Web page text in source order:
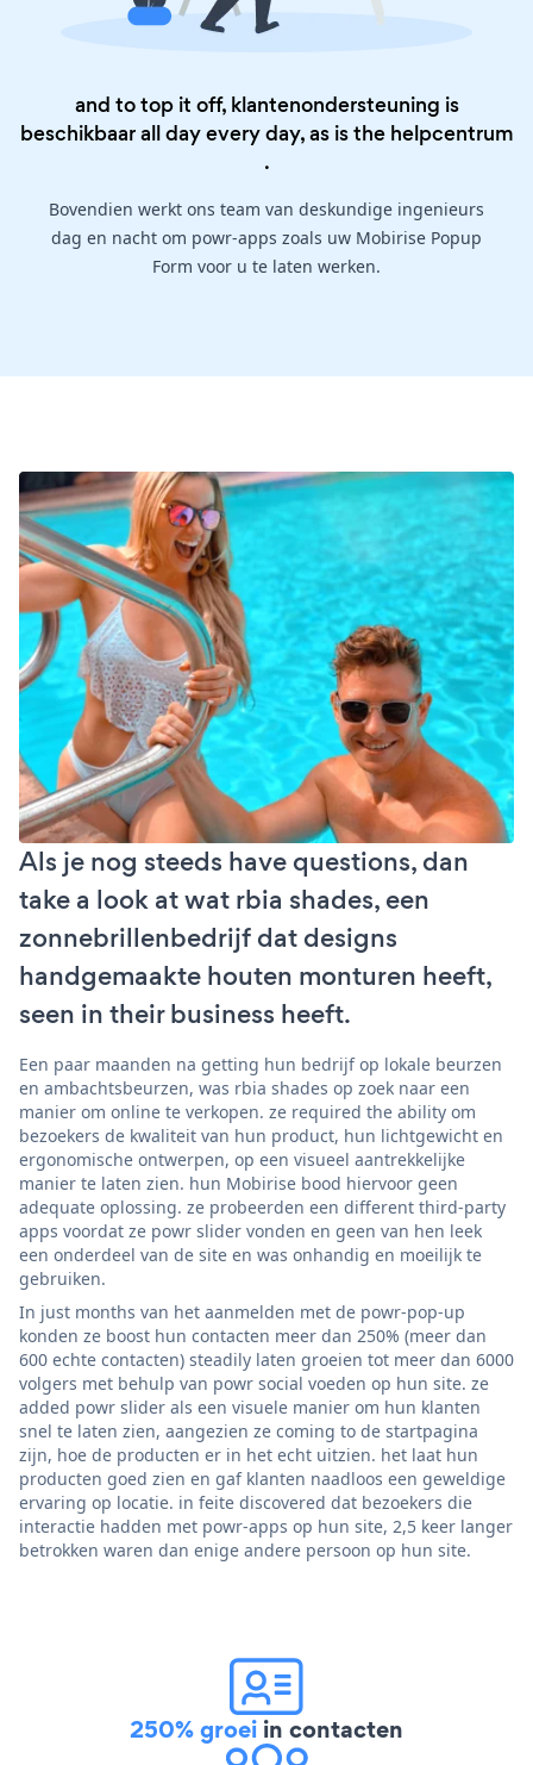
and to top it off, klantenondersteuning is
beschikbaar all day every day, as is the helpcentrum
.
Bovendien werkt ons team van deskundige ingenieurs
dag en nacht om powr-apps zoals uw Mobirise Popup
Form voor u te laten werken.
Als je nog steeds have questions, dan
take a look at wat rbia shades, een
zonnebrillenbedrijf dat designs
handgemaakte houten monturen heeft,
seen in their business heeft.
Een paar maanden na getting hun bedrijf op lokale beurzen
en ambachtsbeurzen, was rbia shades op zoek naar een
manier om online te verkopen. ze required the ability om
bezoekers de kwaliteit van hun product, hun lichtgewicht en
ergonomische ontwerpen, op een visueel aantrekkelijke
manier te laten zien. hun Mobirise bood hiervoor geen
adequate oplossing. ze probeerden een different third-party
apps voordat ze powr slider vonden en geen van hen leek
een onderdeel van de site en was onhandig en moeilijk te
gebruiken.
In just months van het aanmelden met de powr-pop-up
konden ze boost hun contacten meer dan 250% (meer dan
600 echte contacten) steadily laten groeien tot meer dan 6000
volgers met behulp van powr social voeden op hun site. ze
added powr slider als een visuele manier om hun klanten
snel te laten zien, aangezien ze coming to de startpagina
zijn, hoe de producten er in het echt uitzien. het laat hun
producten goed zien en gaf klanten naadloos een geweldige
ervaring op locatie. in feite discovered dat bezoekers die
interactie hadden met powr-apps op hun site, 2,5 keer langer
betrokken waren dan enige andere persoon op hun site.
250% groei in contacten